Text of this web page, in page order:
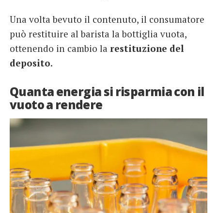
Una volta bevuto il contenuto, il consumatore
può restituire al barista la bottiglia vuota,
ottenendo in cambio la restituzione del
deposito.
Quanta energia si risparmia con il
vuoto a rendere